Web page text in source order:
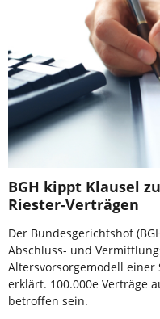
BGH kippt Klausel
Riester-Verträgen
Der Bundesgerichtshof
Abschluss- und
Altersvorsorgemodell einer
erklärt. 100.000e Verträge
betroffen sein.